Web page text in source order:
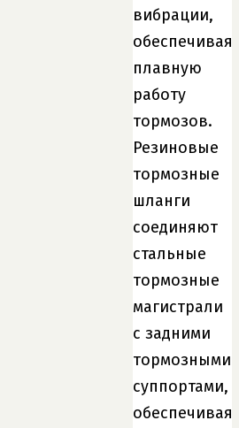
вибрации,
обеспечивая
плавную
работу
тормозов.
Резиновые
тормозные
шланги
соединяют
стальные
тормозные
магистрали
с задними
тормозными
суппортами,
обеспечивая